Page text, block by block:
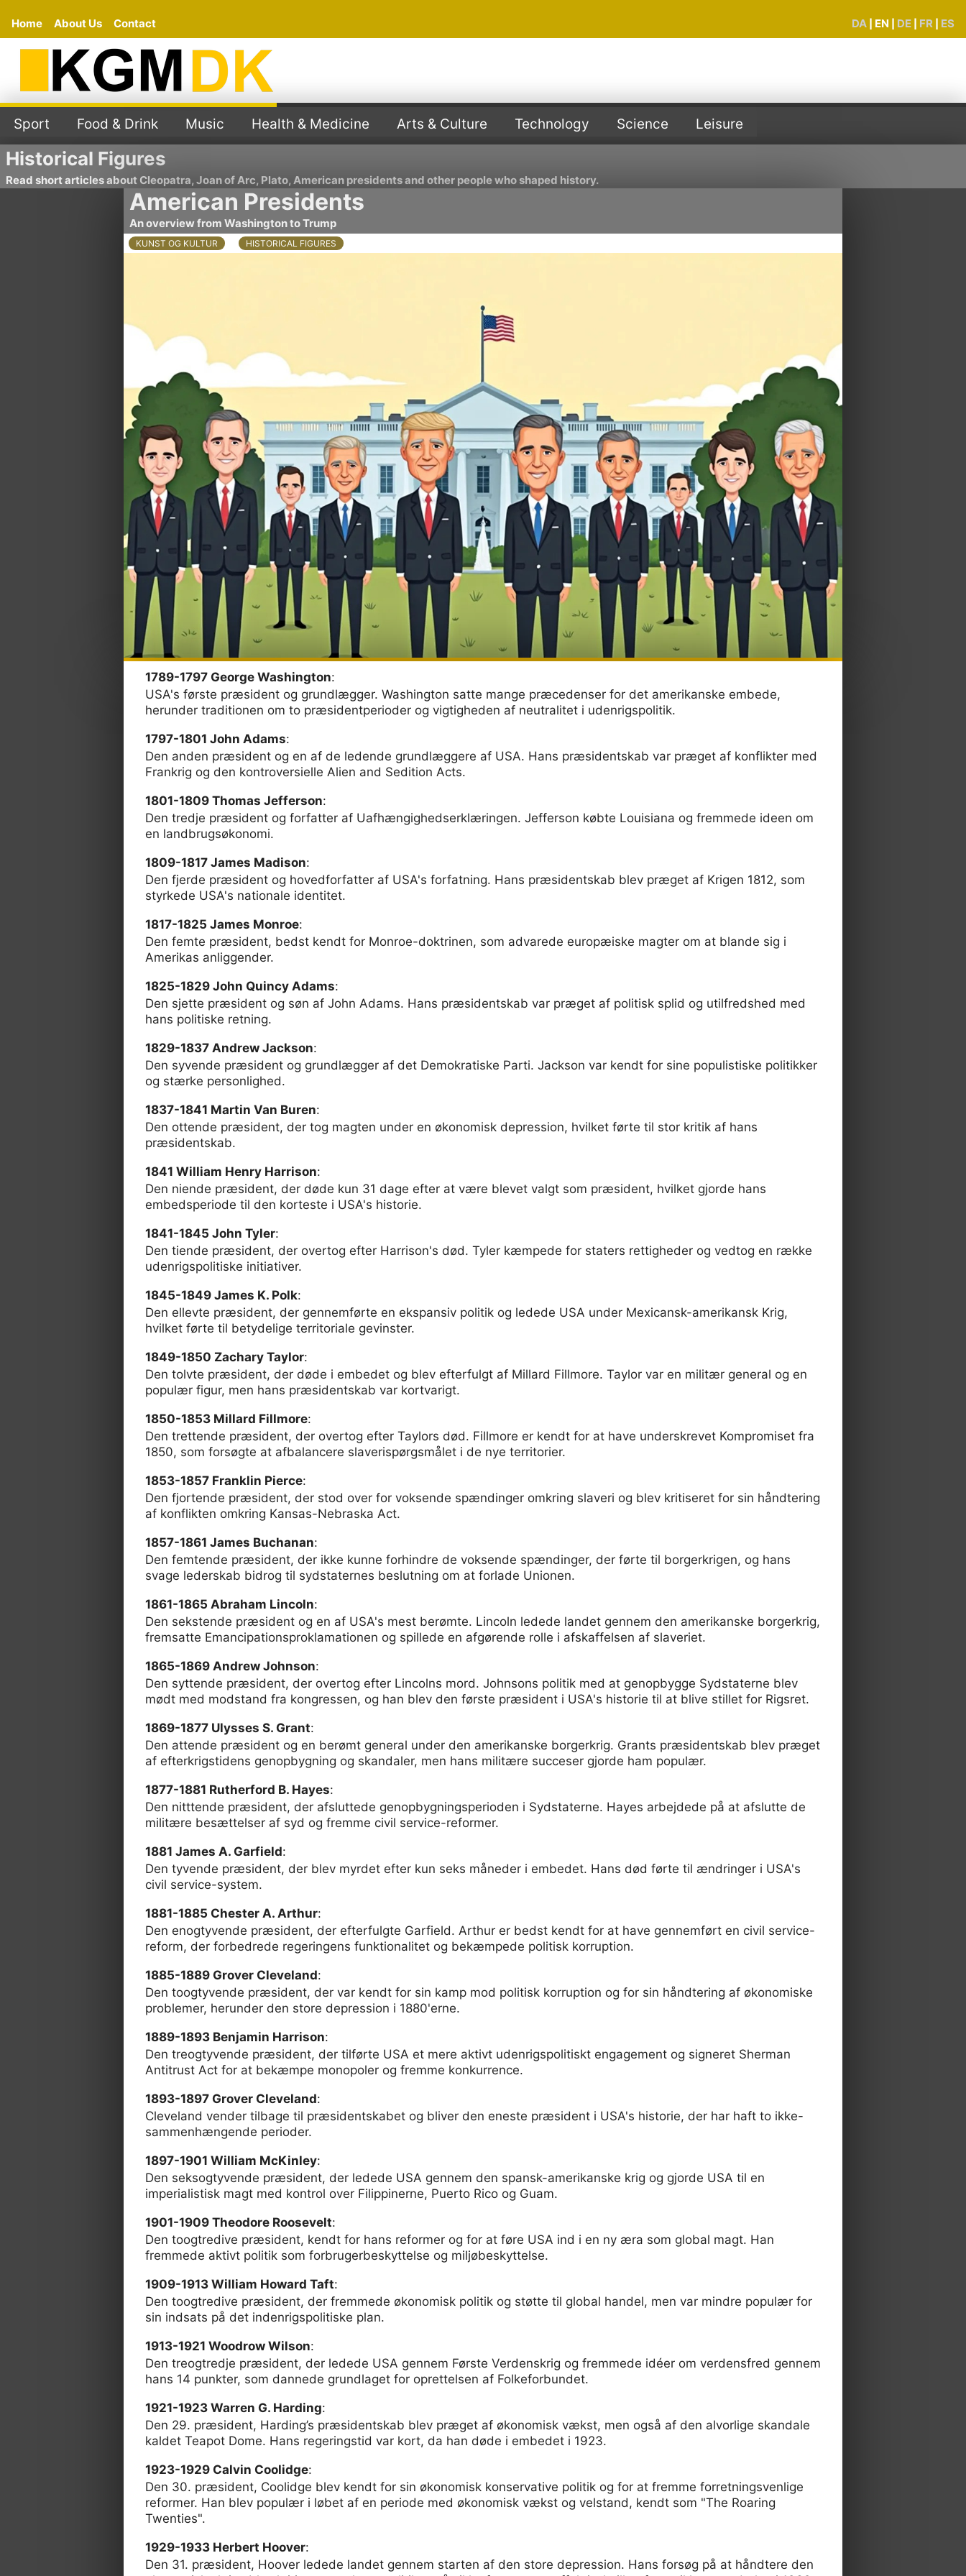
Home About Us Contact DA EN DE FR ES
Sport Food & Drink Music Health & Medicine Arts & Culture Technology Science Leisure
Historical Figures
Read short articles about Cleopatra, Joan of Arc, Plato, American presidents and other people who shaped history.
American Presidents
An overview from Washington to Trump
KUNST OG KULTUR HISTORICAL FIGURES
1789-1797 George Washington:
USA's første præsident og grundlægger. Washington satte mange præcedenser for det amerikanske embede,
herunder traditionen om to præsidentperioder og vigtigheden af neutralitet i udenrigspolitik.
1797-1801 John Adams:
Den anden præsident og en af de ledende grundlæggere af USA. Hans præsidentskab var præget af konflikter med
Frankrig og den kontroversielle Alien and Sedition Acts.
1801-1809 Thomas Jefferson:
Den tredje præsident og forfatter af Uafhængighedserklæringen. Jefferson købte Louisiana og fremmede ideen om
en landbrugsøkonomi.
1809-1817 James Madison:
Den fjerde præsident og hovedforfatter af USA's forfatning. Hans præsidentskab blev præget af Krigen 1812, som
styrkede USA's nationale identitet.
1817-1825 James Monroe:
Den femte præsident, bedst kendt for Monroe-doktrinen, som advarede europæiske magter om at blande sig i
Amerikas anliggender.
1825-1829 John Quincy Adams:
Den sjette præsident og søn af John Adams. Hans præsidentskab var præget af politisk splid og utilfredshed med
hans politiske retning.
1829-1837 Andrew Jackson:
Den syvende præsident og grundlægger af det Demokratiske Parti. Jackson var kendt for sine populistiske politikker
og stærke personlighed.
1837-1841 Martin Van Buren:
Den ottende præsident, der tog magten under en økonomisk depression, hvilket førte til stor kritik af hans
præsidentskab.
1841 William Henry Harrison:
Den niende præsident, der døde kun 31 dage efter at være blevet valgt som præsident, hvilket gjorde hans
embedsperiode til den korteste i USA's historie.
1841-1845 John Tyler:
Den tiende præsident, der overtog efter Harrison's død. Tyler kæmpede for staters rettigheder og vedtog en række
udenrigspolitiske initiativer.
1845-1849 James K. Polk:
Den ellevte præsident, der gennemførte en ekspansiv politik og ledede USA under Mexicansk-amerikansk Krig,
hvilket førte til betydelige territoriale gevinster.
1849-1850 Zachary Taylor:
Den tolvte præsident, der døde i embedet og blev efterfulgt af Millard Fillmore. Taylor var en militær general og en
populær figur, men hans præsidentskab var kortvarigt.
1850-1853 Millard Fillmore:
Den trettende præsident, der overtog efter Taylors død. Fillmore er kendt for at have underskrevet Kompromiset fra
1850, som forsøgte at afbalancere slaverispørgsmålet i de nye territorier.
1853-1857 Franklin Pierce:
Den fjortende præsident, der stod over for voksende spændinger omkring slaveri og blev kritiseret for sin håndtering
af konflikten omkring Kansas-Nebraska Act.
1857-1861 James Buchanan:
Den femtende præsident, der ikke kunne forhindre de voksende spændinger, der førte til borgerkrigen, og hans
svage lederskab bidrog til sydstaternes beslutning om at forlade Unionen.
1861-1865 Abraham Lincoln:
Den sekstende præsident og en af USA's mest berømte. Lincoln ledede landet gennem den amerikanske borgerkrig,
fremsatte Emancipationsproklamationen og spillede en afgørende rolle i afskaffelsen af slaveriet.
1865-1869 Andrew Johnson:
Den syttende præsident, der overtog efter Lincolns mord. Johnsons politik med at genopbygge Sydstaterne blev
mødt med modstand fra kongressen, og han blev den første præsident i USA's historie til at blive stillet for Rigsret.
1869-1877 Ulysses S. Grant:
Den attende præsident og en berømt general under den amerikanske borgerkrig. Grants præsidentskab blev præget
af efterkrigstidens genopbygning og skandaler, men hans militære succeser gjorde ham populær.
1877-1881 Rutherford B. Hayes:
Den nitttende præsident, der afsluttede genopbygningsperioden i Sydstaterne. Hayes arbejdede på at afslutte de
militære besættelser af syd og fremme civil service-reformer.
1881 James A. Garfield:
Den tyvende præsident, der blev myrdet efter kun seks måneder i embedet. Hans død førte til ændringer i USA's
civil service-system.
1881-1885 Chester A. Arthur:
Den enogtyvende præsident, der efterfulgte Garfield. Arthur er bedst kendt for at have gennemført en civil service-
reform, der forbedrede regeringens funktionalitet og bekæmpede politisk korruption.
1885-1889 Grover Cleveland:
Den toogtyvende præsident, der var kendt for sin kamp mod politisk korruption og for sin håndtering af økonomiske
problemer, herunder den store depression i 1880'erne.
1889-1893 Benjamin Harrison:
Den treogtyvende præsident, der tilførte USA et mere aktivt udenrigspolitiskt engagement og signeret Sherman
Antitrust Act for at bekæmpe monopoler og fremme konkurrence.
1893-1897 Grover Cleveland:
Cleveland vender tilbage til præsidentskabet og bliver den eneste præsident i USA's historie, der har haft to ikke-
sammenhængende perioder.
1897-1901 William McKinley:
Den seksogtyvende præsident, der ledede USA gennem den spansk-amerikanske krig og gjorde USA til en
imperialistisk magt med kontrol over Filippinerne, Puerto Rico og Guam.
1901-1909 Theodore Roosevelt:
Den toogtredive præsident, kendt for hans reformer og for at føre USA ind i en ny æra som global magt. Han
fremmede aktivt politik som forbrugerbeskyttelse og miljøbeskyttelse.
1909-1913 William Howard Taft:
Den toogtredive præsident, der fremmede økonomisk politik og støtte til global handel, men var mindre populær for
sin indsats på det indenrigspolitiske plan.
1913-1921 Woodrow Wilson:
Den treogtredje præsident, der ledede USA gennem Første Verdenskrig og fremmede idéer om verdensfred gennem
hans 14 punkter, som dannede grundlaget for oprettelsen af Folkeforbundet.
1921-1923 Warren G. Harding:
Den 29. præsident, Harding’s præsidentskab blev præget af økonomisk vækst, men også af den alvorlige skandale
kaldet Teapot Dome. Hans regeringstid var kort, da han døde i embedet i 1923.
1923-1929 Calvin Coolidge:
Den 30. præsident, Coolidge blev kendt for sin økonomisk konservative politik og for at fremme forretningsvenlige
reformer. Han blev populær i løbet af en periode med økonomisk vækst og velstand, kendt som "The Roaring
Twenties".
1929-1933 Herbert Hoover:
Den 31. præsident, Hoover ledede landet gennem starten af den store depression. Hans forsøg på at håndtere den